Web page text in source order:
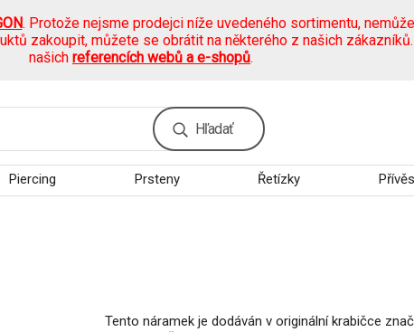
. Protože nejsme prodejci níže uvedeného sortimentu,
zakoupit, můžete se obrátit na některého z našich
našich referencích webů a e-shopů.
Hľadať
Piercing Prsteny Řetízky
Tento náramek je dodáván v originální krabičce